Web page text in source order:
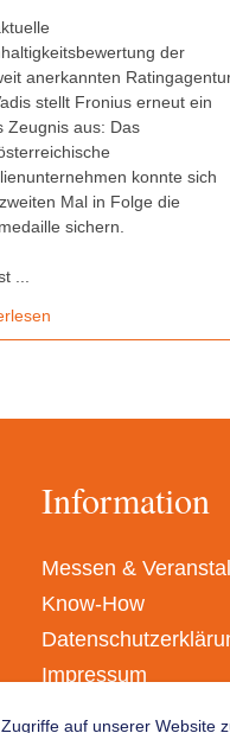
der
anerkannten
stellt Fronius erneut ein
Zeugnis aus: Das
konnte sich
Mal in Folge die
sichern.
...
Information
Messen &
Know-How
Impressum
auf unserer Website